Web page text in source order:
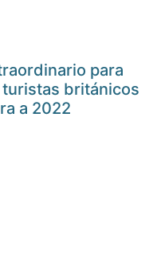
para
británicos
a 2022